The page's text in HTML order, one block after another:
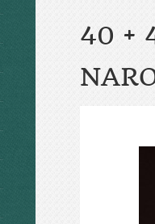
40 +